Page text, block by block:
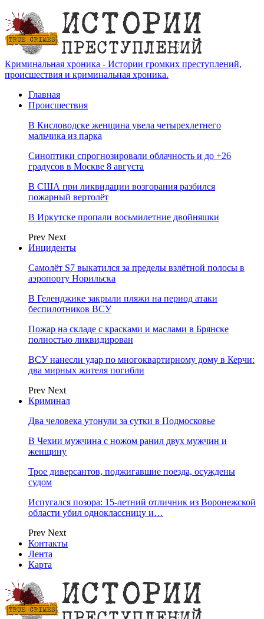
Криминальная хроника - Истории громких преступлений,
происшествия и криминальная хроника.
Главная
Происшествия
В Кисловодске женщина увела четырехлетнего
мальчика из парка
Синоптики спрогнозировали облачность и до +26
градусов в Москве 8 августа
В США при ликвидации возгорания разбился
пожарный вертолёт
В Иркутске пропали восьмилетние двойняшки
Prev Next
Инциденты
Самолёт S7 выкатился за пределы взлётной полосы в
аэропорту Норильска
В Геленджике закрыли пляжи на период атаки
беспилотников ВСУ
Пожар на складе с красками и маслами в Брянске
полностью ликвидирован
ВСУ нанесли удар по многоквартирному дому в Керчи:
два мирных жителя погибли
Prev Next
Криминал
Два человека утонули за сутки в Подмосковье
В Чехии мужчина с ножом ранил двух мужчин и
женщину
Трое диверсантов, поджигавшие поезда, осуждены
судом
Испугался позора: 15-летний отличник из Воронежской
области убил одноклассницу и…
Prev Next
Контакты
Лента
Карта